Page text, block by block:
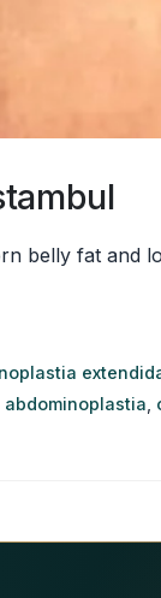
belly fat and